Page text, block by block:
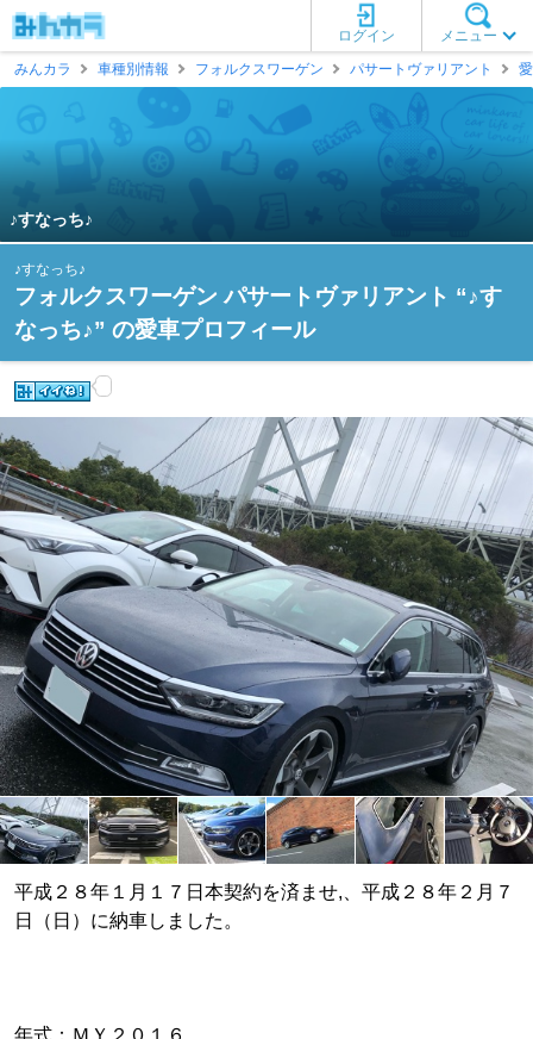
メニュー
ログイン
みんカラ
車種別情報 フォルクスワーゲン パサートヴァリアント
♪すなっち♪
♪すなっち♪
フォルクスワーゲン パサートヴァリアント “♪す
なっち♪” の愛車プロフィール
平成２８年１月１７日本契約を済ませ,、平成２８年２月７
日（日）に納車しました。
年式：ＭＹ２０１６